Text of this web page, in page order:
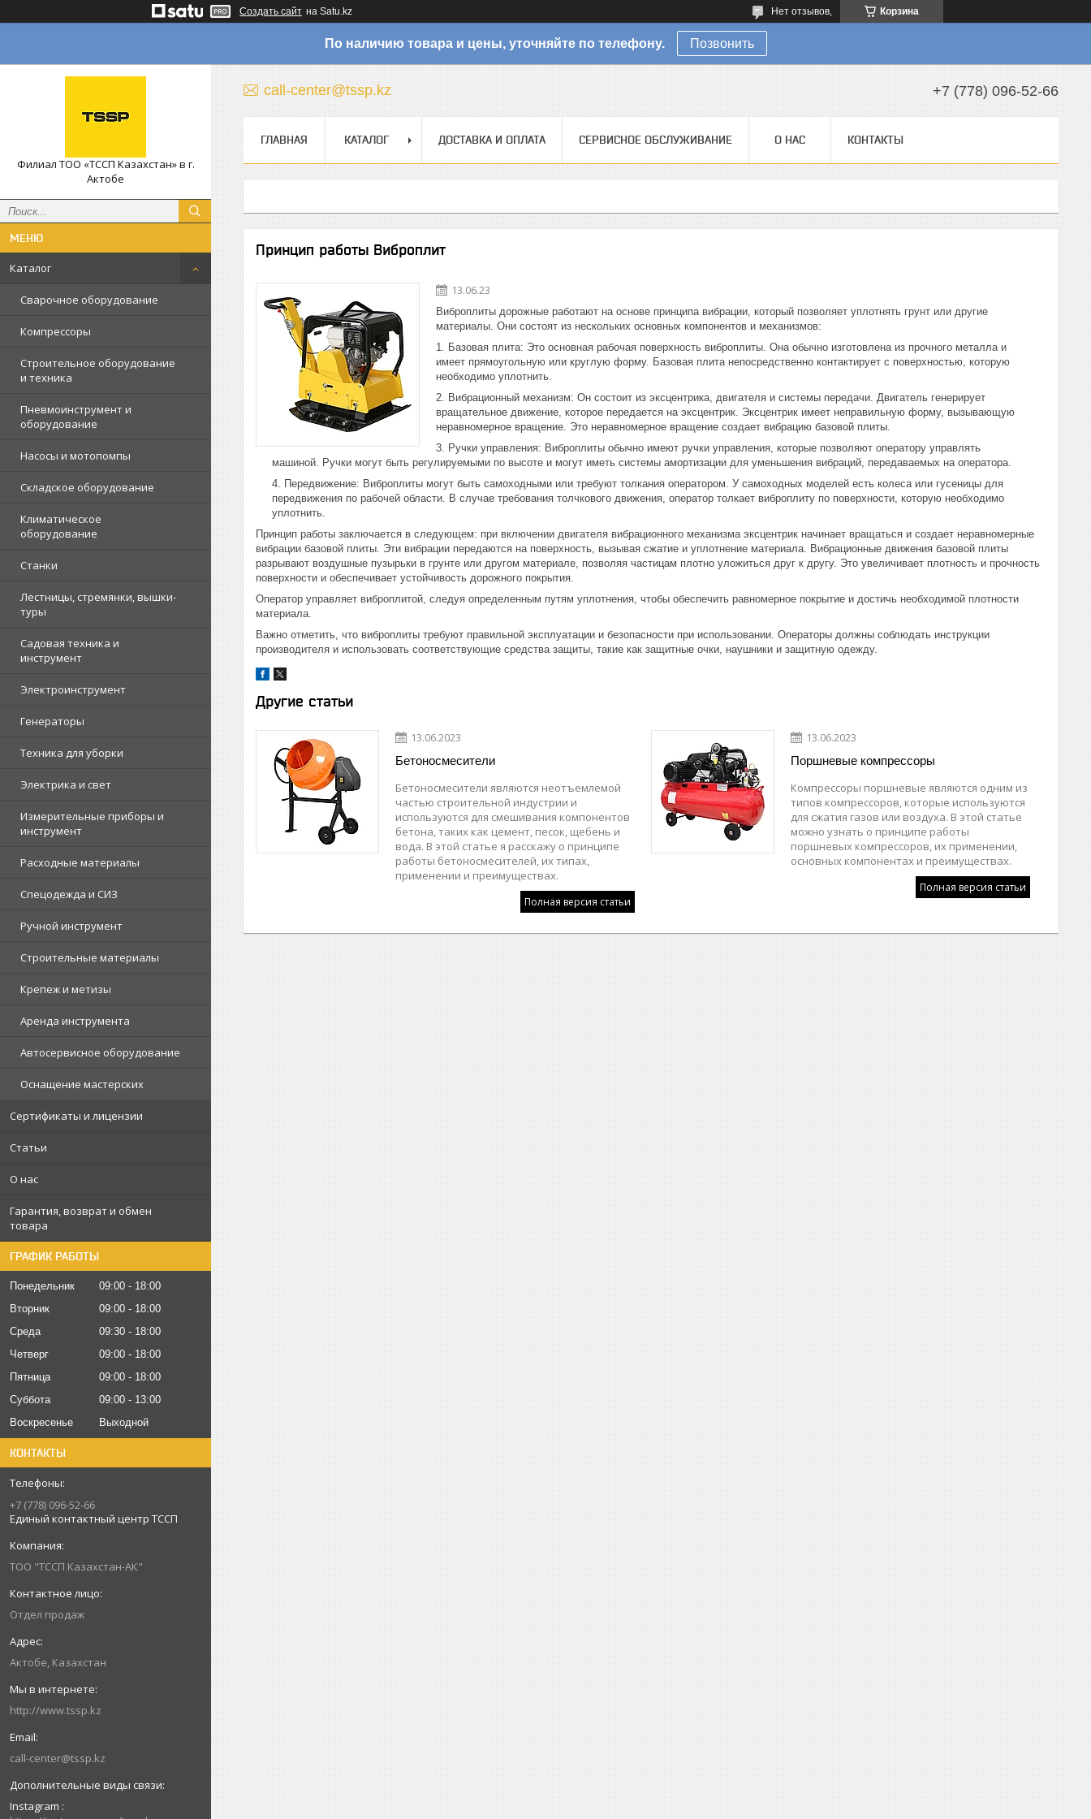
Создать сайт на Satu.kz Корзина
Нет отзывов,
По наличию товара и цены, уточняйте по телефону. Позвонить
Филиал ТОО «ТССП Казахстан» в г.
Актобе
Каталог
Сварочное оборудование
Компрессоры
Строительное оборудование
и техника
Пневмоинструмент и
оборудование
Насосы и мотопомпы
Складское оборудование
Климатическое
оборудование
Станки
Лестницы, стремянки, вышки-
туры
Садовая техника и
инструмент
Электроинструмент
Генераторы
Техника для уборки
Электрика и свет
Измерительные приборы и
инструмент
Расходные материалы
Спецодежда и СИЗ
Ручной инструмент
Строительные материалы
Крепеж и метизы
Аренда инструмента
Автосервисное оборудование
Оснащение мастерских
Сертификаты и лицензии
Статьи
О нас
Гарантия, возврат и обмен
товара
ГРАФИК РАБОТЫ
Понедельник 09:00
18:00
Вторник
09:00
18:00
Среда
09:30
18:00
Четверг
09:00
18:00
Пятница
09:00
18:00
Суббота
09:00
13:00
Воскресенье
Выходной
КОНТАКТЫ
+7 (778) 096-52-66
Единый контактный центр ТССП
ТОО "ТССП Казахстан-АК"
Отдел продаж
Актобе, Казахстан
http://www.tssp.kz
call-center@tssp.kz
Instagram
call-center@tssp.kz +7 (778) 096-52-66
ГЛАВНАЯ КАТАЛОГ ДОСТАВКА И ОПЛАТА СЕРВИСНОЕ ОБСЛУЖИВАНИЕ О НАС КОНТАКТЫ
Принцип работы Виброплит
13.06.23
Виброплиты дорожные работают на основе принципа вибрации, который позволяет уплотнять грунт или другие
материалы. Они состоят из нескольких основных компонентов и механизмов:
Базовая плита: Это основная рабочая поверхность виброплиты. Она обычно изготовлена из прочного металла и
имеет прямоугольную или круглую форму. Базовая плита непосредственно контактирует с поверхностью, которую
необходимо уплотнить.
Вибрационный механизм: Он состоит из эксцентрика, двигателя и системы передачи. Двигатель генерирует
вращательное движение, которое передается на эксцентрик. Эксцентрик имеет неправильную форму, вызывающую
неравномерное вращение. Это неравномерное вращение создает вибрацию базовой плиты.
Ручки управления: Виброплиты обычно имеют ручки управления, которые позволяют оператору управлять
машиной. Ручки могут быть регулируемыми по высоте и могут иметь системы амортизации для уменьшения вибраций, передаваемых на оператора.
Передвижение: Виброплиты могут быть самоходными или требуют толкания оператором. У самоходных моделей есть колеса или гусеницы для
передвижения по рабочей области. В случае требования толчкового движения, оператор толкает виброплиту по поверхности, которую необходимо
уплотнить.
Принцип работы заключается в следующем: при включении двигателя вибрационного механизма эксцентрик начинает вращаться и создает неравномерные
вибрации базовой плиты. Эти вибрации передаются на поверхность, вызывая сжатие и уплотнение материала. Вибрационные движения базовой плиты
разрывают воздушные пузырьки в грунте или другом материале, позволяя частицам плотно уложиться друг к другу. Это увеличивает плотность и прочность
поверхности и обеспечивает устойчивость дорожного покрытия.
Оператор управляет виброплитой, следуя определенным путям уплотнения, чтобы обеспечить равномерное покрытие и достичь необходимой плотности
материала.
Важно отметить, что виброплиты требуют правильной эксплуатации и безопасности при использовании. Операторы должны соблюдать инструкции
производителя и использовать соответствующие средства защиты, такие как защитные очки, наушники и защитную одежду.
Другие статьи
13.06.2023
Бетоносмесители
Бетоносмесители являются неотъемлемой
частью строительной индустрии и
используются для смешивания компонентов
бетона, таких как цемент, песок, щебень и
вода. В этой статье я расскажу о принципе
работы бетоносмесителей, их типах,
применении и преимуществах.
Полная версия статьи
13.06.2023
Поршневые компрессоры
Компрессоры поршневые являются одним из
типов компрессоров, которые используются
для сжатия газов или воздуха. В этой статье
можно узнать о принципе работы
поршневых компрессоров, их применении,
основных компонентах и преимуществах.
Полная версия статьи